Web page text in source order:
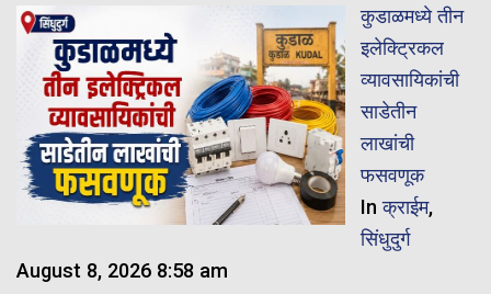
कुडाळमध्ये तीन
इलेक्ट्रिकल
व्यावसायिकांची
साडेतीन
लाखांची
फसवणूक
Inक्राईम,
सिंधुदुर्ग
August 8, 2026 8:58 am